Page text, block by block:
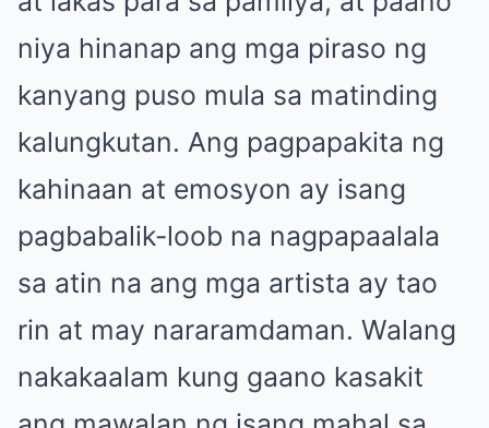
niya hinanap ang mga piraso ng
kanyang puso mula sa matinding
kalungkutan. Ang pagpapakita ng
kahinaan at emosyon ay isang
pagbabalik-loob na nagpapaalala
sa atin na ang mga artista ay tao
rin at may nararamdaman. Walang
nakakaalam kung gaano kasakit